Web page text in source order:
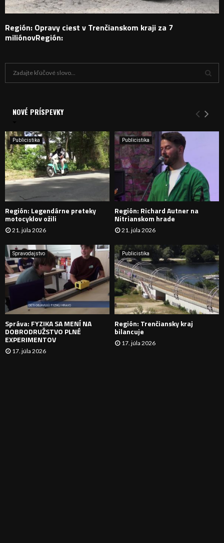
Región: Opravy ciest v Trenčianskom kraji za 7
miliónovRegión:
i
e
:
Y
H
D
A
N
I
E
NOVÉ PRÍSPEVKY
Publicistika
Región: Legendárne preteky
motocyklov ožili
21. júla 2026
Publicistika
Región: Richard Autner na
Nitrianskom hrade
21. júla 2026
Spravodajstvo
Správa: FYZIKA SA MENÍ NA
DOBRODRUŽSTVO PLNÉ
EXPERIMENTOV
17. júla 2026
Publicistika
Región: Trenčiansky kraj
bilancuje
17. júla 2026